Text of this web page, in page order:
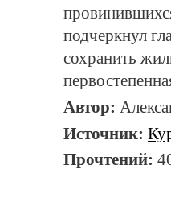
подчеркнул
сохранить
Автор:
Источник:
Прочтений: